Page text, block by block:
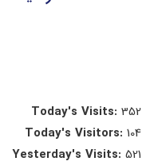
Today's Visits:352
Today's Visitors:104
Yesterday's Visits:521